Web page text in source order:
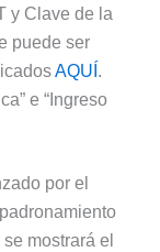
y Clave de la
puede ser
AQUÍ .
e “Ingreso
por el
mostrará el